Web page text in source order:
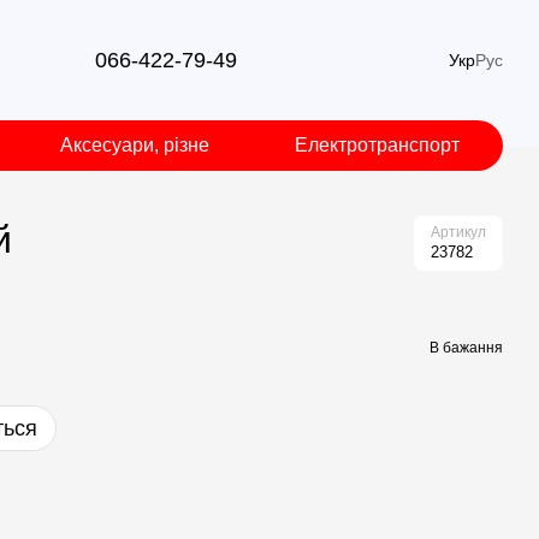
066-422-79-49 УкрРус
Аксесуари, різне Електротранспорт
Артикул
23782
В бажання